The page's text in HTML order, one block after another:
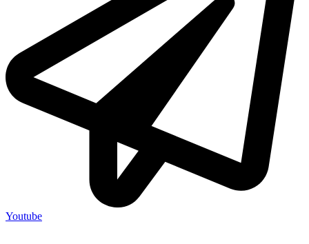
Youtube